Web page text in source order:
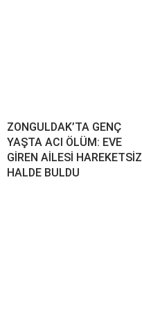
ZONGULDAK’TA GENÇ
YAŞTA ACI ÖLÜM: EVE
GİREN AİLESİ HAREKETSİZ
HALDE BULDU